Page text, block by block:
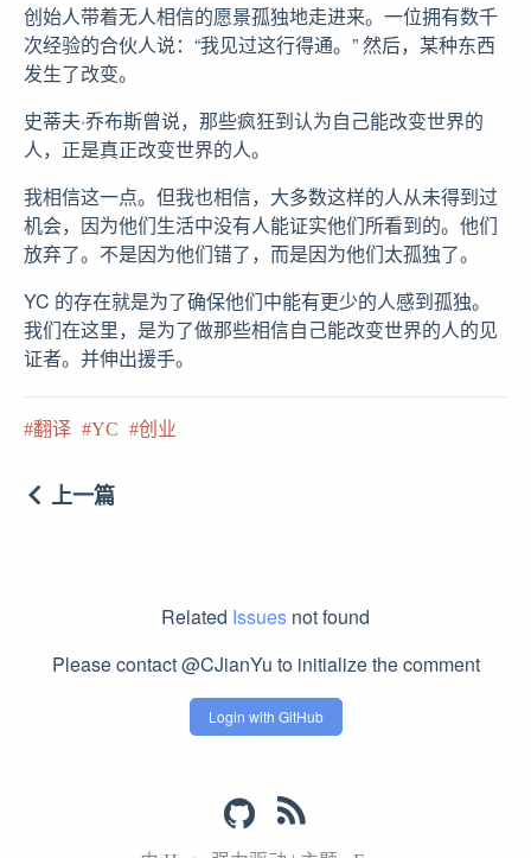
创始人带着无人相信的愿景孤独地走进来。一位拥有数千
次经验的合伙人说：“我见过这行得通。” 然后，某种东西
发生了改变。
史蒂夫·乔布斯曾说，那些疯狂到认为自己能改变世界的
人，正是真正改变世界的人。
我相信这一点。但我也相信，大多数这样的人从未得到过
机会，因为他们生活中没有人能证实他们所看到的。他们
放弃了。不是因为他们错了，而是因为他们太孤独了。
YC 的存在就是为了确保他们中能有更少的人感到孤独。
我们在这里，是为了做那些相信自己能改变世界的人的见
证者。并伸出援手。
翻译 YC 创业
上一篇
Related Issues not found
Please contact @CJianYu to initialize the comment
Login with GitHub